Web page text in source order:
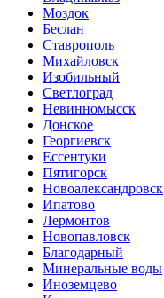
Моздок
Беслан
Ставрополь
Михайловск
Изобильный
Светлоград
Невинномысск
Донское
Георгиевск
Ессентуки
Пятигорск
Новоалександровск
Ипатово
Лермонтов
Новопавловск
Благодарный
Минеральные воды
Иноземцево